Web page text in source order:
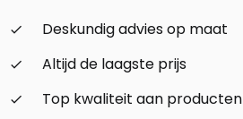
check_small
Deskundig advies op maat
check_small
Altijd de laagste prijs
check_small
Top kwaliteit aan producten